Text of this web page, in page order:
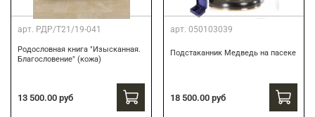
арт. РДР/Т21/19-041
Родословная книга "Изысканная.
Благословение" (кожа)
13 500.00 руб
арт. 050103039
Подстаканник Медведь на пасеке
18 500.00 руб